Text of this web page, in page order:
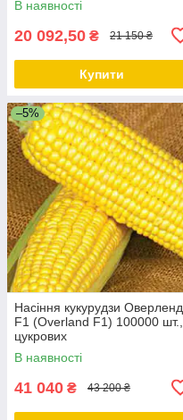
В наявності
20 092,50 ₴ 21 150 ₴
Купити
–5%
Насіння кукурудзи Оверленд
F1 (Overland F1) 100000 шт.,
цукрових
В наявності
41 040 ₴ 43 200 ₴